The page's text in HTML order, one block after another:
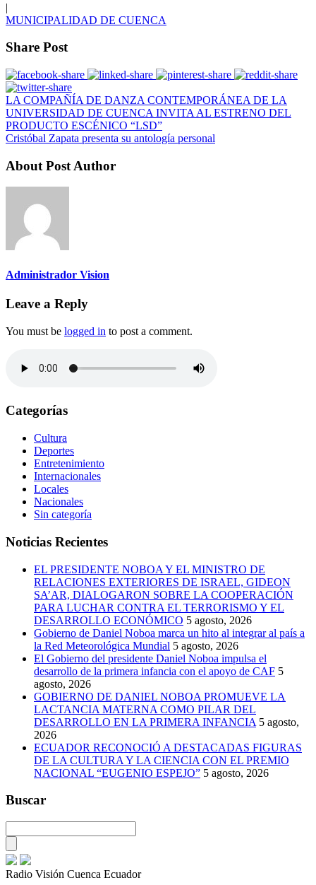
|
MUNICIPALIDAD DE CUENCA
Share Post
LA COMPAÑÍA DE DANZA CONTEMPORÁNEA DE LA
UNIVERSIDAD DE CUENCA INVITA AL ESTRENO DEL
PRODUCTO ESCÉNICO “LSD”
Cristóbal Zapata presenta su antología personal
About Post Author
Administrador Vision
Leave a Reply
You must be logged in to post a comment.
Categorías
Cultura
Deportes
Entretenimiento
Internacionales
Locales
Nacionales
Sin categoría
Noticias Recientes
EL PRESIDENTE NOBOA Y EL MINISTRO DE
RELACIONES EXTERIORES DE ISRAEL, GIDEON
SA’AR, DIALOGARON SOBRE LA COOPERACIÓN
PARA LUCHAR CONTRA EL TERRORISMO Y EL
DESARROLLO ECONÓMICO 5 agosto, 2026
Gobierno de Daniel Noboa marca un hito al integrar al país a
la Red Meteorológica Mundial 5 agosto, 2026
El Gobierno del presidente Daniel Noboa impulsa el
desarrollo de la primera infancia con el apoyo de CAF 5
agosto, 2026
GOBIERNO DE DANIEL NOBOA PROMUEVE LA
LACTANCIA MATERNA COMO PILAR DEL
DESARROLLO EN LA PRIMERA INFANCIA 5 agosto,
2026
ECUADOR RECONOCIÓ A DESTACADAS FIGURAS
DE LA CULTURA Y LA CIENCIA CON EL PREMIO
NACIONAL “EUGENIO ESPEJO” 5 agosto, 2026
Buscar
Radio Visión Cuenca Ecuador